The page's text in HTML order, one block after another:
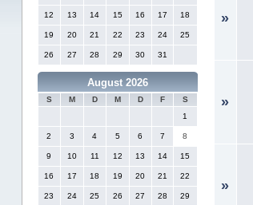
12 13 14 15 16 17 18
19 20 21 22 23 24 25
26 27 28 29 30 31
August 2026
S M D M D F
S
1
2 3 4 5 6 7 8
9 10 11 12 13 14 15
16 17 18 19 20 21 22
23 24 25 26 27 28 29
»
»
»